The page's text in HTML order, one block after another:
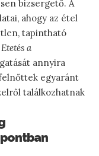
bizsergető. A
ahogy az étel
tapintható
a
annyira
egyaránt
találkozhatnak